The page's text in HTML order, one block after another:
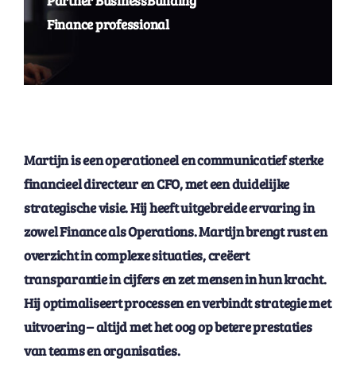
Finance professional
Martijn is een operationeel en communicatief sterke
financieel directeur en CFO, met een duidelijke
strategische visie. Hij heeft uitgebreide ervaring in
zowel Finance als Operations. Martijn brengt rust en
overzicht in complexe situaties, creëert
transparantie in cijfers en zet mensen in hun kracht.
Hij optimaliseert processen en verbindt strategie met
uitvoering – altijd met het oog op betere prestaties
van teams en organisaties.